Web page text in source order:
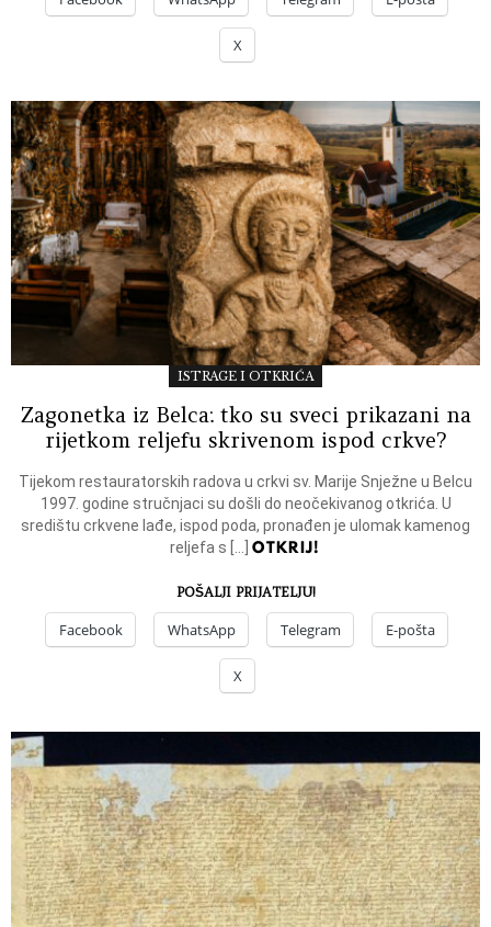
X
ISTRAGE I OTKRIĆA
Zagonetka iz Belca: tko su sveci prikazani na
rijetkom reljefu skrivenom ispod crkve?
Tijekom restauratorskih radova u crkvi sv. Marije Snježne u Belcu
1997. godine stručnjaci su došli do neočekivanog otkrića. U
središtu crkvene lađe, ispod poda, pronađen je ulomak kamenog
reljefa s […]OTKRIJ!
POŠALJI PRIJATELJU!
Facebook WhatsApp Telegram E-pošta
X